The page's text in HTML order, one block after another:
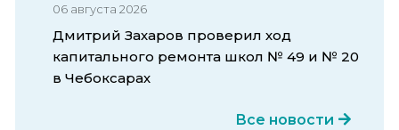
06 августа 2026
Дмитрий Захаров проверил ход
капитального ремонта школ № 49 и № 20
в Чебоксарах
Все новости